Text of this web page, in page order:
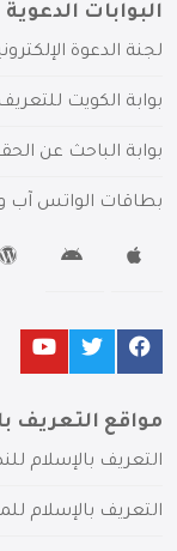
البوابات الدعوية
لجنة الدعوة
بوابة الكويت
بوابة الباحث عن
بطاقات الواتس آب
مواقع التعريف
التعريف بالإسلام
التعريف بالإسلام